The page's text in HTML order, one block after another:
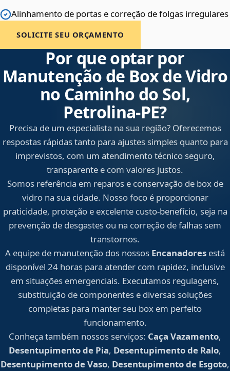
Alinhamento de portas e correção de folgas irregulares
SOLICITE SEU ORÇAMENTO
Por que optar por
Manutenção de Box de Vidro
no Caminho do Sol,
Petrolina‑PE?
Precisa de um especialista na sua região? Oferecemos
respostas rápidas tanto para ajustes simples quanto para
imprevistos, com um atendimento técnico seguro,
transparente e com valores justos.
Somos referência em reparos e conservação de box de
vidro na sua cidade. Nosso foco é proporcionar
praticidade, proteção e excelente custo-benefício, seja na
prevenção de desgastes ou na correção de falhas sem
transtornos.
A equipe de manutenção dos nossos Encanadores está
disponível 24 horas para atender com rapidez, inclusive
em situações emergenciais. Executamos regulagens,
substituição de componentes e diversas soluções
completas para manter seu box em perfeito
funcionamento.
Conheça também nossos serviços: Caça Vazamento,
Desentupimento de Pia, Desentupimento de Ralo,
Desentupimento de Vaso, Desentupimento de Esgoto,